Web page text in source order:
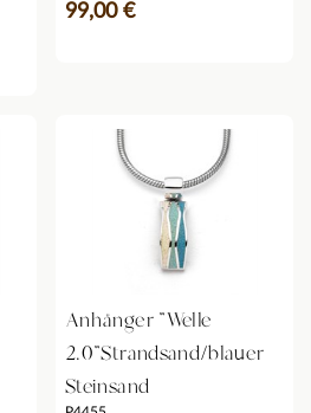
99,00 €
Anhänger "Welle
2.0"Strandsand/blauer
Steinsand